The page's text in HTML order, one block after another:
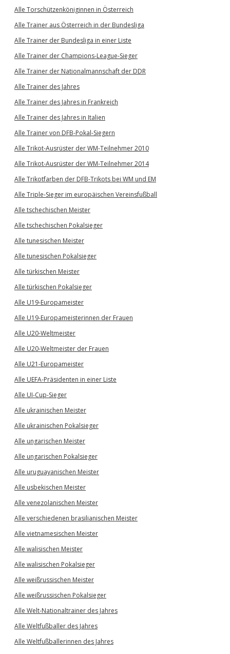
Alle Torschützenköniginnen in Österreich
Alle Trainer aus Österreich in der Bundesliga
Alle Trainer der Bundesliga in einer Liste
Alle Trainer der Champions-League-Sieger
Alle Trainer der Nationalmannschaft der DDR
Alle Trainer des Jahres
Alle Trainer des Jahres in Frankreich
Alle Trainer des Jahres in Italien
Alle Trainer von DFB-Pokal-Siegern
Alle Trikot-Ausrüster der WM-Teilnehmer 2010
Alle Trikot-Ausrüster der WM-Teilnehmer 2014
Alle Trikotfarben der DFB-Trikots bei WM und EM
Alle Triple-Sieger im europäischen Vereinsfußball
Alle tschechischen Meister
Alle tschechischen Pokalsieger
Alle tunesischen Meister
Alle tunesischen Pokalsieger
Alle türkischen Meister
Alle türkischen Pokalsieger
Alle U19-Europameister
Alle U19-Europameisterinnen der Frauen
Alle U20-Weltmeister
Alle U20-Weltmeister der Frauen
Alle U21-Europameister
Alle UEFA-Präsidenten in einer Liste
Alle UI-Cup-Sieger
Alle ukrainischen Meister
Alle ukrainischen Pokalsieger
Alle ungarischen Meister
Alle ungarischen Pokalsieger
Alle uruguayanischen Meister
Alle usbekischen Meister
Alle venezolanischen Meister
Alle verschiedenen brasilianischen Meister
Alle vietnamesischen Meister
Alle walisischen Meister
Alle walisischen Pokalsieger
Alle weißrussischen Meister
Alle weißrussischen Pokalsieger
Alle Welt-Nationaltrainer des Jahres
Alle Weltfußballer des Jahres
Alle Weltfußballerinnen des Jahres